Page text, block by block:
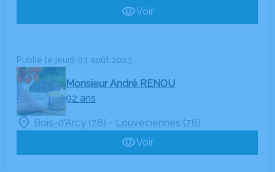
Voir
Publié le jeudi 03 août 2023
Monsieur André RENOU
92 ans
Bois-d'Arcy (78) - Louveciennes (78)
Voir